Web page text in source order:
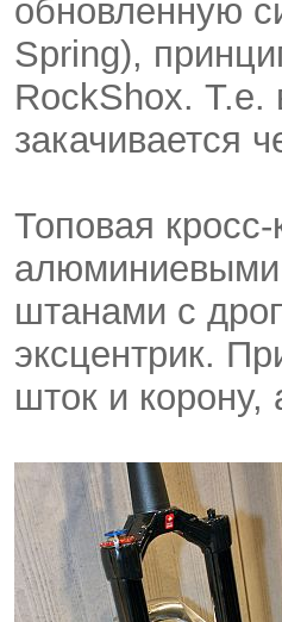
обновленную
Spring),
RockShox. Т.е.
закачивается
Топовая
штанами с
эксцентрик.
шток и корону,